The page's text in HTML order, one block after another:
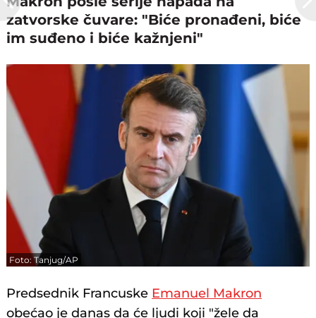
zatvorske čuvare: "Biće pronađeni, biće
im suđeno i biće kažnjeni"
Foto: Tanjug/AP
Predsednik Francuske Emanuel Makron
obećao je danas da će ljudi koji "žele da